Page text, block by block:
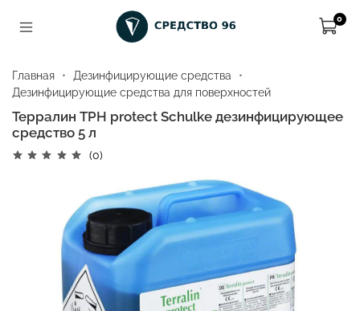
0
Главная
Дезинфицирующие средства
Дезинфицирующие средства для поверхностей
Терралин ТРН protect Schulke дезинфицирующее
средство 5 л
(0)